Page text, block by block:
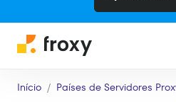
Início Países de Servidores